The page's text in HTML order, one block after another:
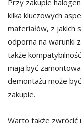
Przy zakupie
kilka kluczowych
materiałów, z jakich
odporna na warunki
także
mają być
demontażu może
zakupie.
Warto także